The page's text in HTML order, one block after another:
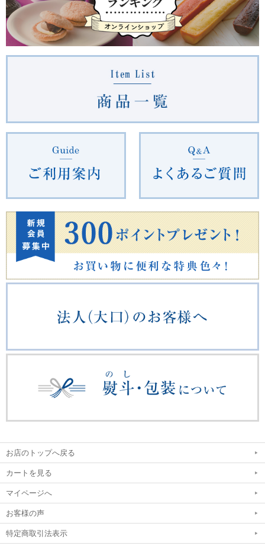
お店のトップへ戻る
カートを見る
マイページへ
お客様の声
特定商取引法表示